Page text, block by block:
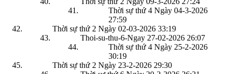
Thời sự thứ 4 Ngày 04-3-2026
27:59
Thời sự thứ 2 Ngày 02-03-2026 33:19
Thoi-su-thu-6-Ngay 27-02-2026 26:07
Thời sự thứ 4 Ngày 25-2-2026
30:19
Thời sự thứ 2 Ngày 23-2-2026 29:30